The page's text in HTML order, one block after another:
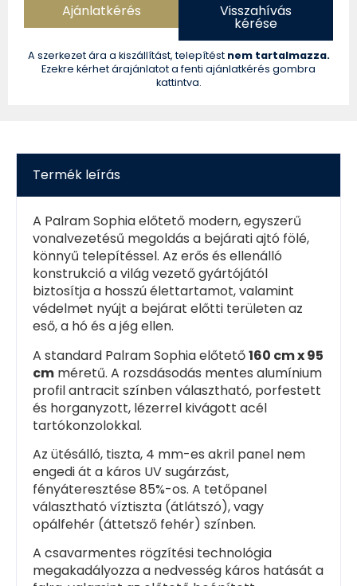
Ajánlatkérés Visszahívás
kérése
A szerkezet ára a kiszállítást, telepítést nem tartalmazza.
Ezekre kérhet árajánlatot a fenti ajánlatkérés gombra
kattintva.
Termék leírás
A Palram Sophia előtető modern, egyszerű
vonalvezetésű megoldás a bejárati ajtó fölé,
könnyű telepítéssel. Az erős és ellenálló
konstrukció a világ vezető gyártójától
biztosítja a hosszú élettartamot, valamint
védelmet nyújt a bejárat előtti területen az
eső, a hó és a jég ellen.
A standard Palram Sophia előtető160 cm x 95
cm méretű. A rozsdásodás mentes alumínium
profil antracit színben választható, porfestett
és horganyzott, lézerrel kivágott acél
tartókonzolokkal.
Az ütésálló, tiszta, 4 mm-es akril panel nem
engedi át a káros UV sugárzást,
fényáteresztése 85%-os. A tetőpanel
választható víztiszta (átlátszó), vagy
opálfehér (áttetsző fehér) színben.
A csavarmentes rögzítési technológia
megakadályozza a nedvesség káros hatását a